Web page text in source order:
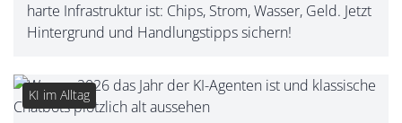
harte Infrastruktur ist: Chips, Strom, Wasser, Geld. Jetzt
Hintergrund und Handlungstipps sichern!
KI im Alltag